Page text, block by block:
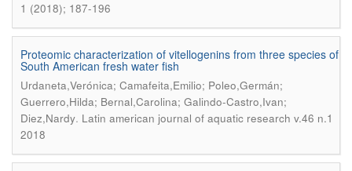
1 (2018); 187-196
Proteomic characterization of vitellogenins from three species of
South American fresh water fish
Urdaneta,Verónica; Camafeita,Emilio; Poleo,Germán;
Guerrero,Hilda; Bernal,Carolina; Galindo-Castro,Ivan;
Diez,Nardy. Latin american journal of aquatic research v.46 n.1
2018